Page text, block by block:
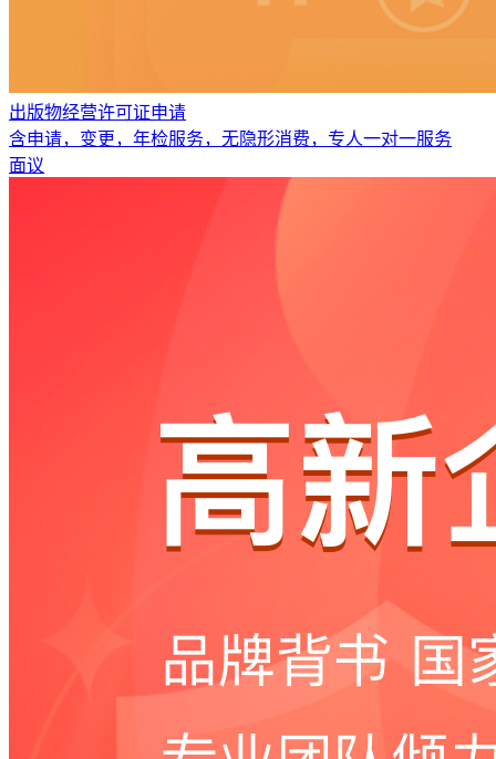
出版物经营许可证申请
含申请，变更，年检服务，无隐形消费，专人一对一服务
面议